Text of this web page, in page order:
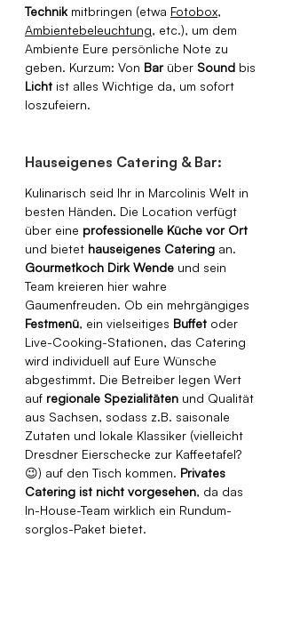
Technik mitbringen (etwa Fotobox,
Ambientebeleuchtung, etc.), um dem
Ambiente Eure persönliche Note zu
geben. Kurzum: Von Bar über Sound bis
Licht ist alles Wichtige da, um sofort
loszufeiern.
Hauseigenes Catering & Bar:
Kulinarisch seid Ihr in Marcolinis Welt in
besten Händen. Die Location verfügt
über eine professionelle Küche vor Ort
und bietet hauseigenes Catering an.
Gourmetkoch Dirk Wende und sein
Team kreieren hier wahre
Gaumenfreuden. Ob ein mehrgängiges
Festmenü, ein vielseitiges Buffet oder
Live-Cooking-Stationen, das Catering
wird individuell auf Eure Wünsche
abgestimmt. Die Betreiber legen Wert
auf regionale Spezialitäten und Qualität
aus Sachsen, sodass z.B. saisonale
Zutaten und lokale Klassiker (vielleicht
Dresdner Eierschecke zur Kaffeetafel?
😉) auf den Tisch kommen. Privates
Catering ist nicht vorgesehen, da das
In-House-Team wirklich ein Rundum-
sorglos-Paket bietet.